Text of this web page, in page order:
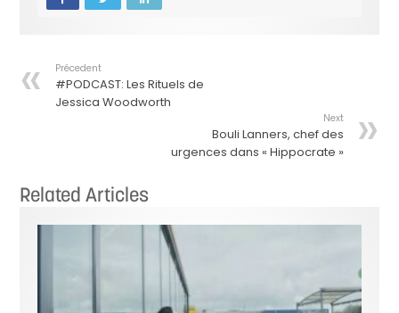
Précedent
#PODCAST: Les Rituels de
Jessica Woodworth
Next
Bouli Lanners, chef des
urgences dans « Hippocrate »
Related Articles